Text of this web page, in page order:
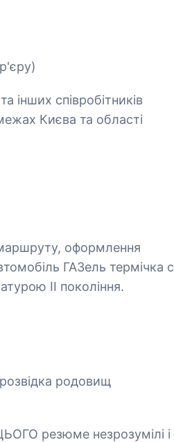
інших співробітників
Києва та області
оформлення
ГАЗель термічка с
II покоління.
розвідка родовищ
резюме незрозумілі і